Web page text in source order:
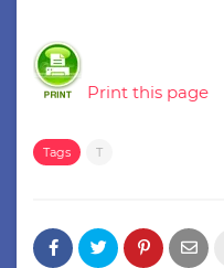
Print this page
Tags T